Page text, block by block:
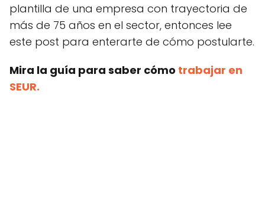
plantilla de una empresa con trayectoria de
más de 75 años en el sector, entonces lee
este post para enterarte de cómo postularte.
Mira la guía para saber cómo trabajar en
SEUR.